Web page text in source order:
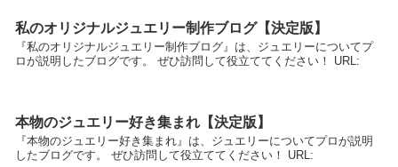
私のオリジナルジュエリー制作ブログ【決定版】
『私のオリジナルジュエリー制作ブログ』は、ジュエリーについてプ
ロが説明したブログです。 ぜひ訪問して役立ててください！ URL:
本物のジュエリー好き集まれ【決定版】
『本物のジュエリー好き集まれ』は、ジュエリーについてプロが説明
したブログです。 ぜひ訪問して役立ててください！ URL: